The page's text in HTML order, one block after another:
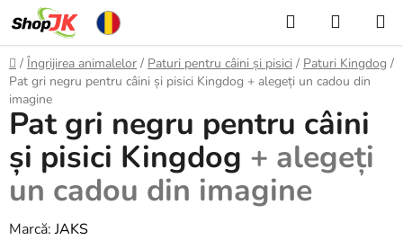
conținut
Căutare
DE
Acasă
/ Îngrijirea animalelor / Paturi pentru câini și pisici / Paturi Kingdog /
Pat gri negru pentru câini și pisici Kingdog + alegeți un cadou din
imagine
Pat gri negru pentru câini
și pisici Kingdog + alegeți
un cadou din imagine
Marcă:JAKS